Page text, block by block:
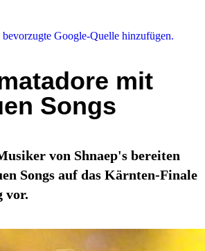
Google-Quelle hinzufügen.
mit
Songs
von Shnaep's bereiten
Songs auf das Kärnten-Finale
vor.